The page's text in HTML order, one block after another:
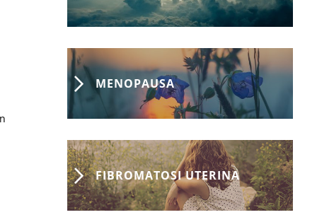
MENOPAUSA
FIBROMATOSI UTERINA